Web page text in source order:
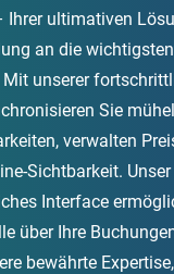
Ihrer ultimativen
an die wichtigsten
unserer
Sie
verwalten
Sichtbarkeit. Unser
Interface
über Ihre
bewährte